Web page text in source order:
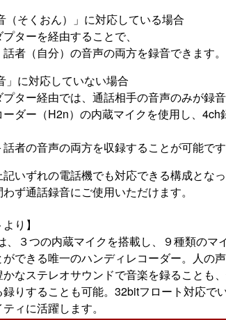
そくおん）」に対応している場合
ターを経由することで、
者（自分）の音声の両方を録音できます。
に対応していない場合
ター経由では、通話相手の音声のみが録音
ダー（H2n）の内蔵マイクを使用し、4ch
者の音声の両方を収録することが可能です
いずれの電話機でも対応できる構成となっ
ず通話録音にご使用いただけます。
り】
、３つの内蔵マイクを搭載し、９種類のマ
できる唯一のハンディレコーダー。人の
なステレオサウンドで音楽を録ることも
りすることも可能。32bitフロート対応で
ィに活躍します。